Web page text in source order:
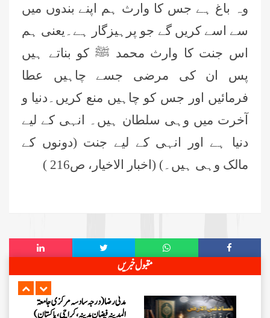
وہ باغ ہے جس کا وارث ہم اپنے بندوں میں
سے اسے کریں گے جو پرہیزگار ہے۔یعنی ہم
اس جنت کا وارث محمد ﷺ کو بناتے ہیں
پس ان کی مرضی جسے چاہیں عطا
فرمائیں اور جس کو چاہیں منع کریں۔دنیا و
آخرت میں وہی سلطان ہیں۔ انہی کے لیے
دنیا ہے اور انہی کے لیے جنت (دونوں کے
مالک وہی ہیں۔) (اخبار الاخیار، ص216 )
مقبول خبریں
محمد وقاص (مرکزی جامعۃ المدینہ
فیضان مدینہ،کراچی ،پاکستان)
محمد سعد عمران (درجہ عالیہ مرکزی
جامعۃ المدینہ فیضانِ مدینہ ،کراچی
احمد رضا ہاشمی (درجہ خامسہ مرکزی
جامعۃ المدينہ فيضان عثمان غنى،
کراچی،پاکستان)
ارشد علی عطاری (درجہ خامسہ
مرکزی جامعۃ المدینہ فیضانِ مدینہ،
فیضان بغداد ،کراچی،پاکستان)
عبد الرسول (درجہ خامسہ مرکزی
جامعۃ المدینہ فیضان مدینہ ،کراچی
،پاکستان)
مدنی رضا(درجہ سادسہ مرکز ی جامعۃ
المدینہ فیضان مدینہ ،کراچی،پاکستان)